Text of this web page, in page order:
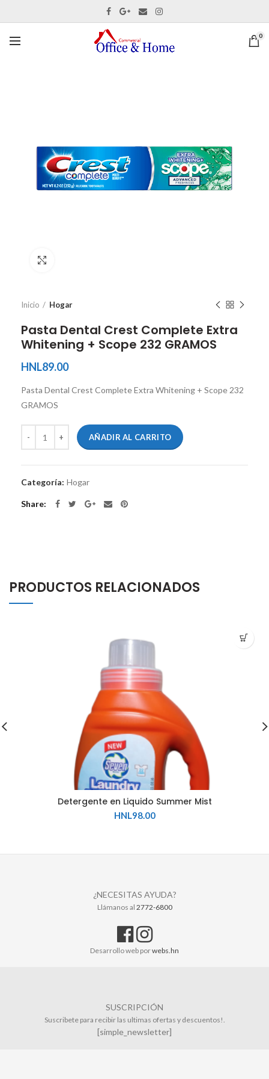
0
Inicio Hogar
Pasta Dental Crest Complete Extra
Whitening + Scope 232 GRAMOS
HNL89.00
Pasta Dental Crest Complete Extra Whitening + Scope 232
GRAMOS
AÑADIR AL CARRITO
Categoría: Hogar
Share
PRODUCTOS RELACIONADOS
Detergente en Liquido Summer Mist
HNL98.00
¿NECESITAS AYUDA?
Llámanos al 2772-6800
Desarrollo web porwebs.hn
SUSCRIPCIÓN
Suscribete para recibir las ultimas ofertas y descuentos!.
[simple_newsletter]